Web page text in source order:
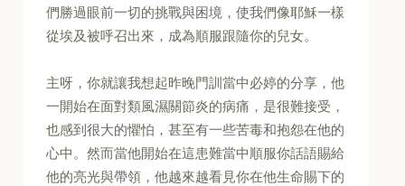
們勝過眼前一切的挑戰與困境，使我們像耶穌一樣
從埃及被呼召出來，成為順服跟隨你的兒女。
主呀，你就讓我想起昨晚門訓當中必婷的分享，他
一開始在面對類風濕關節炎的病痛，是很難接受，
也感到很大的懼怕，甚至有一些苦毒和抱怨在他的
心中。然而當他開始在這患難當中順服你話語賜給
他的亮光與帶領，他越來越看見你在他生命賜下的